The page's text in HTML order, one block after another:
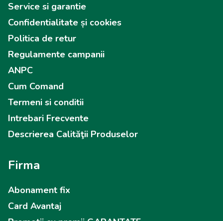
Service si garantie
Confidentialitate și cookies
Politica de retur
Regulamente campanii
ANPC
Cum Comand
Termeni si conditii
Intrebari Frecvente
Descrierea Calităţii Produselor
Firma
Abonament fix
Card Avantaj